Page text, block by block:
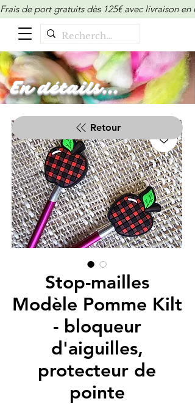
Frais de port gratuits dès 125€ avec livraison
En détails...
Stop-mailles
Modèle Pomme Kilt
- bloqueur
d'aiguilles,
protecteur de
pointe
Retour